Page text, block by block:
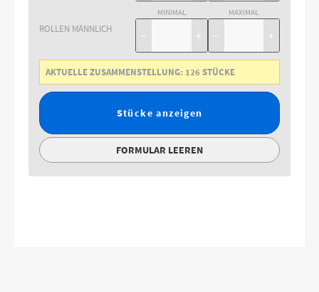
ROLLEN MÄNNLICH
MINIMAL
− +
MAXIMAL
− +
AKTUELLE ZUSAMMENSTELLUNG: 126STÜCKE
Stücke anzeigen
FORMULAR LEEREN